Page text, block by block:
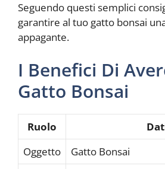
Seguendo questi semplici
garantire al tuo gatto bonsai
appagante.
I Benefici Di
Gatto Bonsai
Ruolo
Oggetto
Gatto Bonsai